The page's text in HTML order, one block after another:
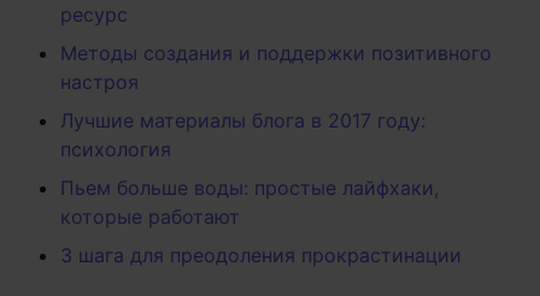
ресурс
Методы создания и поддержки позитивного
настроя
Лучшие материалы блога в 2017 году:
психология
Пьем больше воды: простые лайфхаки,
которые работают
3 шага для преодоления прокрастинации